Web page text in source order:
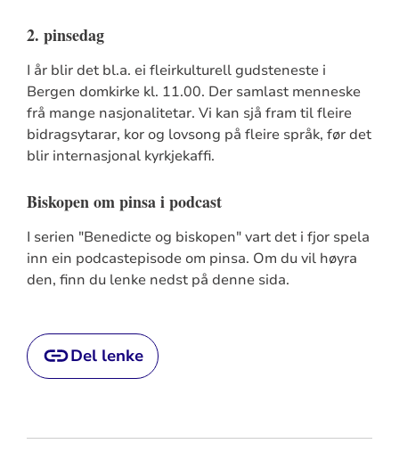
2. pinsedag
I år blir det bl.a. ei fleirkulturell gudsteneste i
Bergen domkirke kl. 11.00. Der samlast menneske
frå mange nasjonalitetar. Vi kan sjå fram til fleire
bidragsytarar, kor og lovsong på fleire språk, før det
blir internasjonal kyrkjekaffi.
Biskopen om pinsa i podcast
I serien "Benedicte og biskopen" vart det i fjor spela
inn ein podcastepisode om pinsa. Om du vil høyra
den, finn du lenke nedst på denne sida.
Del lenke